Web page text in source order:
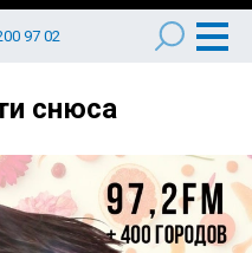
97 02
снюса